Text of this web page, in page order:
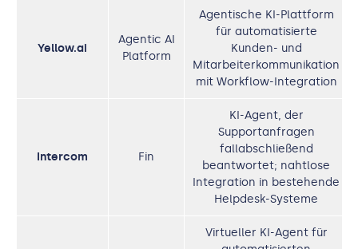
Yellow.ai
Agentic AI
Platform
Agentische KI-Plattform
für automatisierte
Kunden- und
Mitarbeiterkommunikation
mit Workflow-Integration
Intercom Fin
KI-Agent, der
Supportanfragen
fallabschließend
beantwortet; nahtlose
Integration in bestehende
Helpdesk-Systeme
Virtueller KI-Agent für